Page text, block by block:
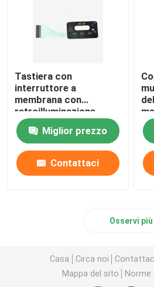
Tastiera con
interruttore a
membrana con
retroilluminazione
durevole IP65 con
finestra multiuso
Miglior prezzo
Contattaci
Osservi più
Casa Circa noi
Mappa del sito
Norme